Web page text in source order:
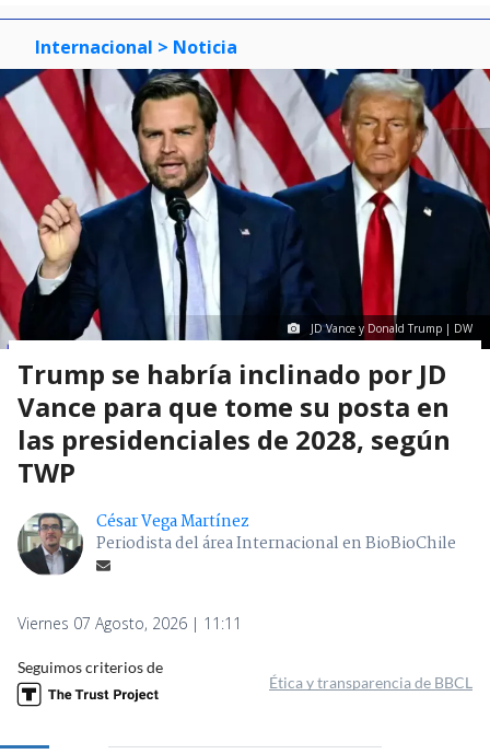
Internacional > Noticia
JD Vance y Donald Trump | DW
Trump se habría inclinado por JD
Vance para que tome su posta en
las presidenciales de 2028, según
TWP
César Vega Martínez
Periodista del área Internacional en BioBioChile
Viernes 07 Agosto, 2026 | 11:11
Seguimos criterios de
Ética y transparencia de BBCL